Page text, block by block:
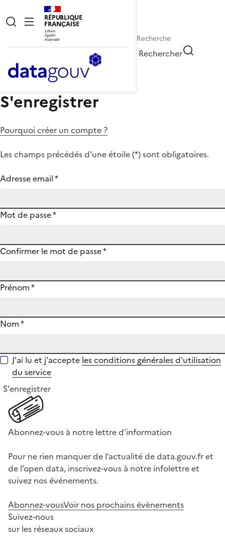
RÉPUBLIQUE
FRANÇAISE
Rechercher
S'enregistrer
Pourquoi créer un compte ?
Les champs précédés d'une étoile (*) sont obligatoires.
Adresse email*
Mot de passe*
Confirmer le mot de passe*
Prénom*
Nom*
J'ai lu et j'accepte les conditions générales d'utilisation
du service
S'enregistrer
Abonnez-vous à notre lettre d'information
Pour ne rien manquer de l’actualité de data.gouv.fr et
de l’open data, inscrivez-vous à notre infolettre et
suivez nos événements.
Abonnez-vousVoir nos prochains évènements
Suivez-nous
sur les réseaux sociaux